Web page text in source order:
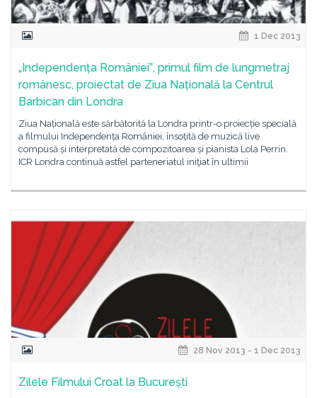
1 Dec 2013
„Independența României‟, primul film de lungmetraj
românesc, proiectat de Ziua Națională la Centrul
Barbican din Londra
Ziua Națională este sărbătorită la Londra printr-o proiecție specială
a filmului Independența României, însoțită de muzică live
compusă și interpretată de compozitoarea și pianista Lola Perrin.
ICR Londra continuă astfel parteneriatul iniţiat în ultimii
28 Nov 2013 - 1 Dec 2013
Zilele Filmului Croat la București